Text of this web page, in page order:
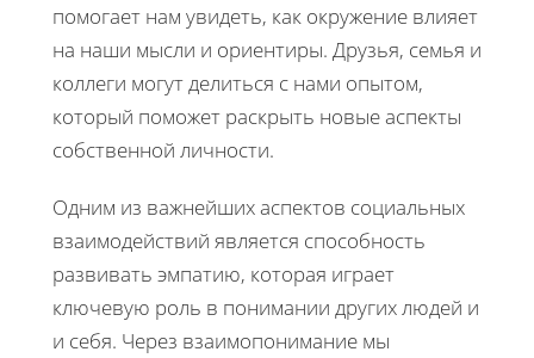
помогает нам увидеть, как окружение влияет
на наши мысли и ориентиры. Друзья, семья и
коллеги могут делиться с нами опытом,
который поможет раскрыть новые аспекты
собственной личности.
Одним из важнейших аспектов социальных
взаимодействий является способность
развивать эмпатию, которая играет
ключевую роль в понимании других людей и
и себя. Через взаимопонимание мы